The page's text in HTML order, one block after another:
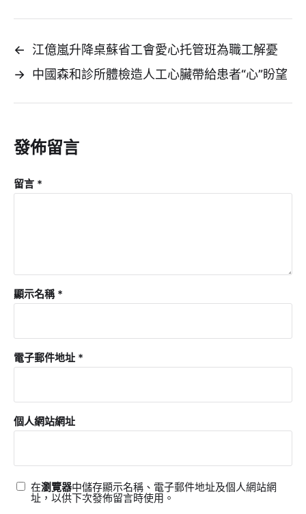
←
江億嵐升降桌蘇省工會愛心托管班為職工解憂
→ 中國森和診所體檢造人工心臟帶給患者“心”盼望
發佈留言
留言 *
顯示名稱 *
電子郵件地址 *
個人網站網址
在瀏覽器中儲存顯示名稱、電子郵件地址及個人網站網
址，以供下次發佈留言時使用。